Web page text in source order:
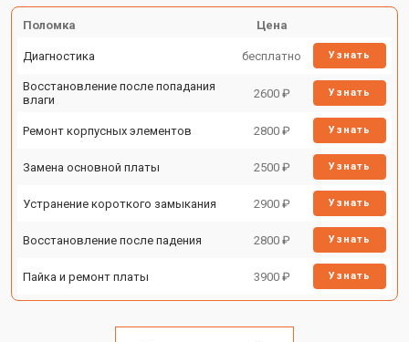
Поломка Цена
Диагностика бесплатно Узнать
Восстановление после попадания
влаги
2600 ₽ Узнать
Ремонт корпусных элементов 2800 ₽ Узнать
Замена основной платы 2500 ₽ Узнать
Устранение короткого замыкания 2900 ₽ Узнать
Восстановление после падения 2800 ₽ Узнать
Пайка и ремонт платы 3900 ₽ Узнать